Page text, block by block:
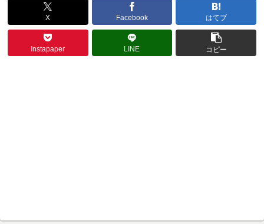
X Facebook はてブ
Instapaper LINE コピー